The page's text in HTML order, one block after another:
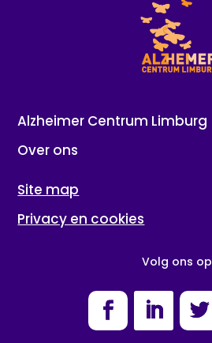
Alzheimer Centrum Limburg
Over ons
Site map
Privacy en cookies
Volg ons op